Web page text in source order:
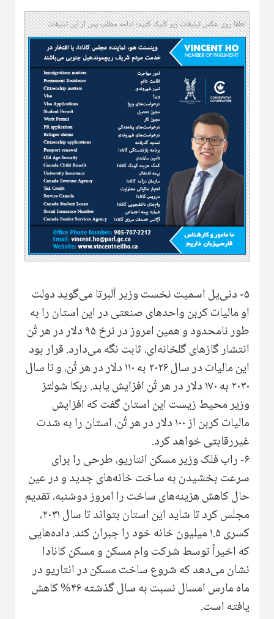
لطفا روی عکس تبلیغات زیر کلیک کنید؛ ادامه مطلب پس از این تبلیغات
۵- دنی‌یل اسمیت نخست وزیر آلبرتا می‌گوید دولت
او مالیات کربن واحدهای صنعتی در این استان را به
طور نامحدود و همین امروز در نرخ ۹۵ دلار در هر تُن
انتشار گازهای گلخانه‌ای، ثابت نگه می‌دارد. قرار بود
این مالیات در سال ۲۰۲۶ به ۱۱۰ دلار در هر تُن، و تا سال
۲۰۳۰ به ۱۷۰ دلار در هر تُن افزایش یابد. ربکا شولتز
وزیر محیط زیست این استان گفت که افزایش
مالیات کربن از ۱۰۰ دلار در هر تُن، استان را به شدت
غیررقابتی خواهد کرد.
۶- راب فلک وزیر مسکن انتاریو، طرحی را برای
سرعت بخشیدن به ساخت خانه‌های جدید و در عین
حال کاهش هزینه‌های ساخت را امروز دوشنبه، تقدیم
مجلس کرد تا شاید این استان بتواند تا سال ۲۰۳۱،
کسری ۱.۵ میلیون خانه خود را جبران کند. داده‌هایی
که اخیراً توسط شرکت وام مسکن و مسکن کانادا
نشان می‌دهد که شروع ساخت مسکن در انتاریو در
ماه مارس امسال نسبت به سال گذشته ۴۶% کاهش
یافته است.